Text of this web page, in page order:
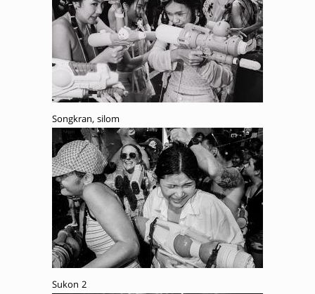
Songkran, silom
Sukon 2